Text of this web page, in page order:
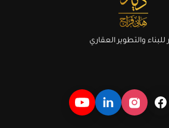
للبناء والتطوير العقاري